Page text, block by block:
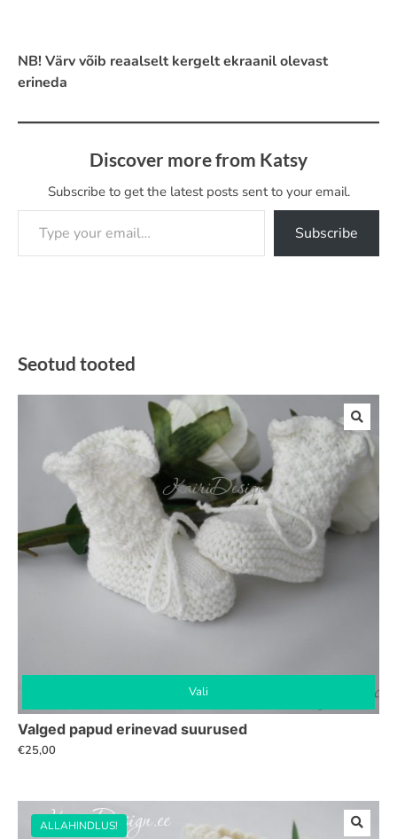
NB! Värv võib reaalselt kergelt ekraanil olevast
erineda
Discover more from Katsy
Subscribe to get the latest posts sent to your email.
Type your email…
Subscribe
Seotud tooted
Vali
Sellel
tootel
varianti.
Valikuid
Valged papud erinevad suurused
€25,00
ALLAHINDLUS!